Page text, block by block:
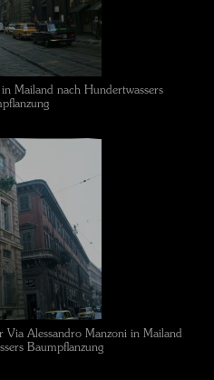
Mailand nach Hundertwassers
Alessandro Manzoni in Mailand
Baumpflanzung